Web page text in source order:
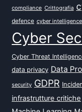
compliance Crittografia
defence cyber intelligence
Cyber
Cyber Threat
data privacy Data
security GDPR
infrastrutture critiche